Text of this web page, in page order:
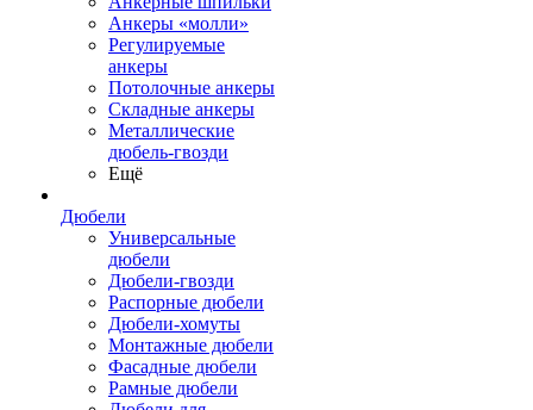
Анкеры «молли»
Регулируемые
анкеры
Потолочные анкеры
Складные анкеры
Металлические
дюбель-гвозди
Ещё
Дюбели
Универсальные
дюбели
Дюбели-гвозди
Распорные дюбели
Дюбели-хомуты
Монтажные дюбели
Фасадные дюбели
Рамные дюбели